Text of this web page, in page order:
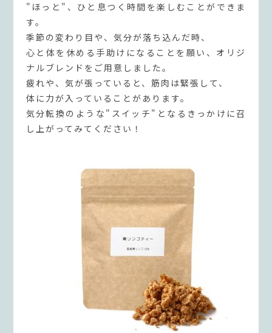
"ほっと"、ひと息つく時間を楽しむことができま
す。
季節の変わり目や、気分が落ち込んだ時、
心と体を休める手助けになることを願い、オリジ
ナルブレンドをご用意しました。
疲れや、気が張っていると、筋肉は緊張して、
体に力が入っていることがあります。
気分転換のような"スイッチ"となるきっかけに召
し上がってみてください！